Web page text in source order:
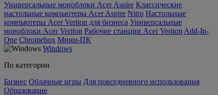
Универсальные моноблоки Acer Aspire Классические
настольные компьютеры Acer Aspire Nitro Настольные
компьютеры Acer Veriton для бизнеса Универсальные
моноблоки Acer Veriton Рабочие станции Acer Veriton Add-In-
One Chromebox Мини-ПК
Windows
По категории
Бизнес Облачные игры Для повседневного использования
Образование